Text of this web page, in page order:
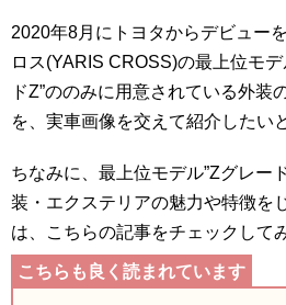
2020年8月にトヨタからデビュー
ロス(YARIS CROSS)の最上位モ
ドZ”ののみに用意されている外装
を、実車画像を交えて紹介したい
ちなみに、最上位モデル”Zグレー
装・エクステリアの魅力や特徴を
は、こちらの記事をチェックして